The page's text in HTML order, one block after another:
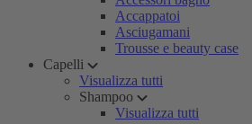
Accappatoi
Asciugamani
Trousse e beauty case
Capelli
Visualizza tutti
Shampoo
Visualizza tutti